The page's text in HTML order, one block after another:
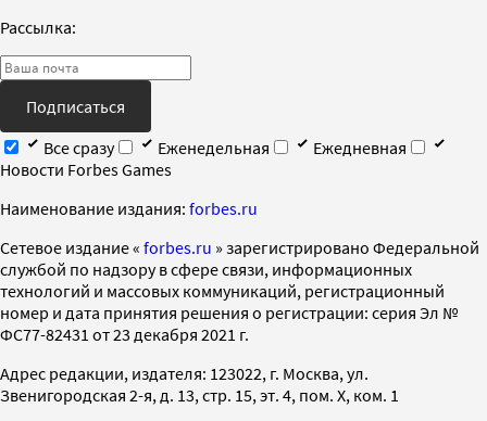
Рассылка:
Подписаться
Все сразу
Еженедельная
Ежедневная
Новости Forbes Games
Наименование издания: forbes.ru
Cетевое издание « forbes.ru » зарегистрировано Федеральной
службой по надзору в сфере связи, информационных
технологий и массовых коммуникаций, регистрационный
номер и дата принятия решения о регистрации: серия Эл №
ФС77-82431 от 23 декабря 2021 г.
Адрес редакции, издателя: 123022, г. Москва, ул.
Звенигородская 2-я, д. 13, стр. 15, эт. 4, пом. X, ком. 1